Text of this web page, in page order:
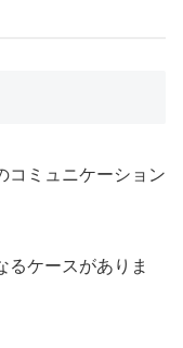
コミュニケーション
るケースがありま